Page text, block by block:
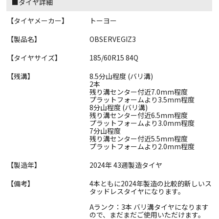
■タイヤ詳細
【タイヤメーカー】
トーヨー
【製品名】
OBSERVEGIZ3
【タイヤサイズ】
185/60R15 84Q
【残溝】
8.5分山程度 (バリ溝)
2本
残り溝センター付近7.0mm程度
プラットフォームより3.5mm程度
8分山程度 (バリ溝)
残り溝センター付近6.5mm程度
プラットフォームより3.0mm程度
7分山程度
残り溝センター付近5.5mm程度
プラットフォームより2.0mm程度
【製造年】
2024年 43週製造タイヤ
【備考】
4本ともに2024年製造の比較的新しいス
タッドレスタイヤになります。
Aランク：3本 バリ溝タイヤになります
ので、まだまだご使用いただけます。